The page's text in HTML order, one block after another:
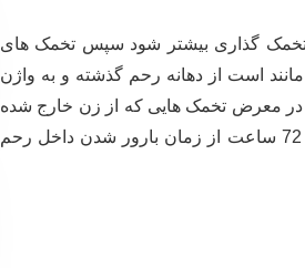
تخمک گذاری بیشتر شود سپس تخمک های
است از دهانه رحم گذشته و به واژن
معرض تخمک هایی که از زن خارج شده
است قرار می گیرد. در صورتی که لقاح انجام شود، جنین بعد از گذشت 72 ساعت از زمان بارور شدن داخل رحم